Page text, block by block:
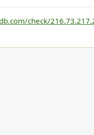
check/